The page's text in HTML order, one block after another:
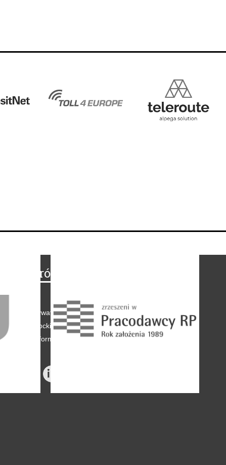
Na skróty
Polityka prywatności
Polityka coockies
-Klauzule informacyjne